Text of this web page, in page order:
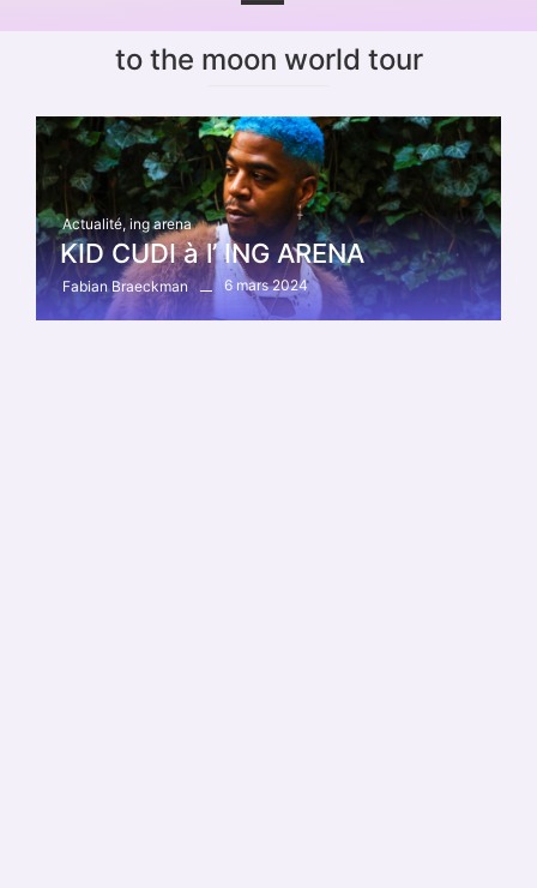
to the moon world tour
Actualité, ing arena
KID CUDI à l’ ING ARENA
Fabian Braeckman 6 mars 2024